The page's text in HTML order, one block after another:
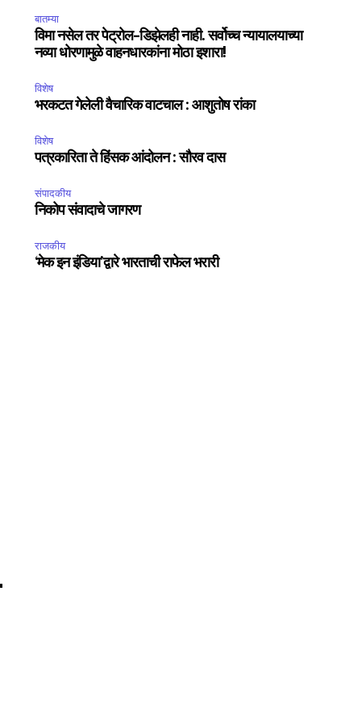
SUBSCRIBE
Privacy Policy.
75
बातम्या
विमा नसेल तर पेट्रोल-डिझेलही नाही. सर्वोच्च न्यायालयाच्या
नव्या धोरणामुळे वाहनधारकांना मोठा इशारा!
विशेष
भरकटत गेलेली वैचारिक वाटचाल : आशुतोष रांका
विशेष
पत्रकारिता ते हिंसक आंदोलन : सौरव दास
संपादकीय
निकोप संवादाचे जागरण
राजकीय
‘मेक इन इंडिया’द्वारे भारताची राफेल भरारी